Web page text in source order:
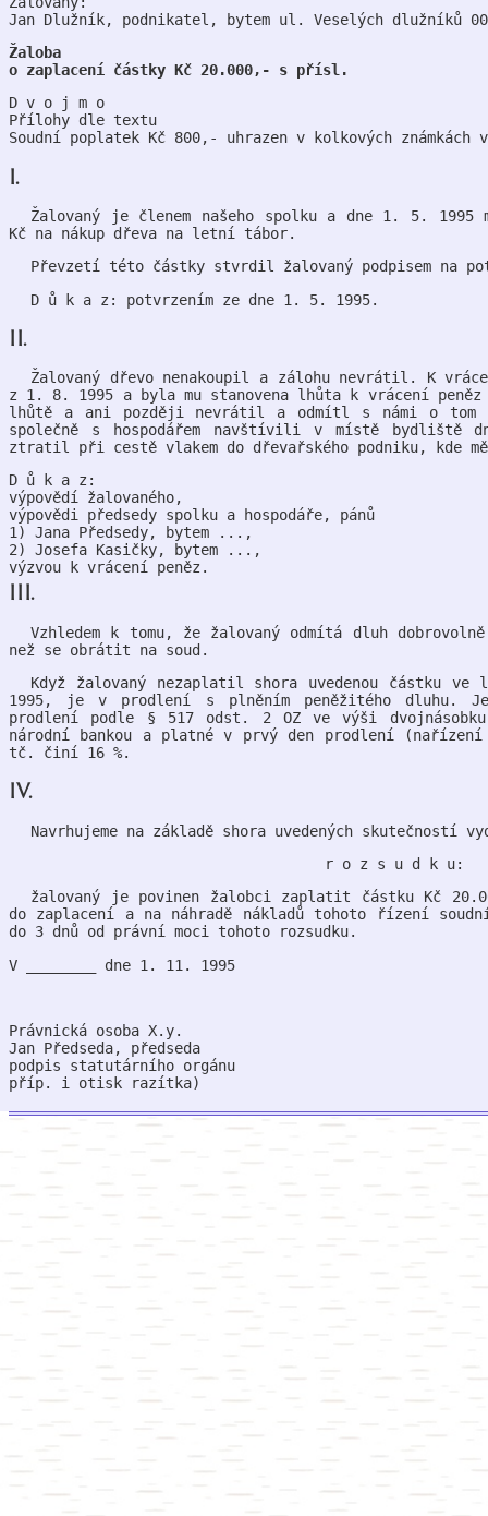
Jan Dlužník, podnikatel, bytem ul. Veselých dlužníků
Žaloba
o zaplacení částky Kč 20.000,- s přísl.
D v o j m o
Přílohy dle textu
Soudní poplatek Kč 800,- uhrazen v kolkových známkách
I.
Žalovaný je členem našeho spolku a dne 1. 5. 1995
Kč na nákup dřeva na letní tábor.
Převzetí této částky stvrdil žalovaný podpisem na
D ů k a z: potvrzením ze dne 1. 5. 1995.
II.
Žalovaný dřevo nenakoupil a zálohu nevrátil. K
z 1. 8. 1995 a byla mu stanovena lhůta k vrácení
lhůtě a ani později nevrátil a odmítl s námi o tom
společně s hospodářem navštívili v místě bydliště
ztratil při cestě vlakem do dřevařského podniku, kde
D ů k a z:
výpovědí žalovaného,
výpovědi předsedy spolku a hospodáře, pánů
1) Jana Předsedy, bytem ...,
2) Josefa Kasičky, bytem ...,
výzvou k vrácení peněz.
III.
Vzhledem k tomu, že žalovaný odmítá dluh
než se obrátit na soud.
Když žalovaný nezaplatil shora uvedenou částku
1995, je v prodlení s plněním peněžitého dluhu.
prodlení podle § 517 odst. 2 OZ ve výši dvojnásobku
národní bankou a platné v prvý den prodlení
tč. činí 16 %.
IV.
Navrhujeme na základě shora uvedených skutečností
r o z s u d k u:
žalovaný je povinen žalobci zaplatit částku Kč
do zaplacení a na náhradě nákladů tohoto řízení
do 3 dnů od právní moci tohoto rozsudku.
V ________ dne 1. 11. 1995
Právnická osoba X.y.
Jan Předseda, předseda
podpis statutárního orgánu
příp. i otisk razítka)